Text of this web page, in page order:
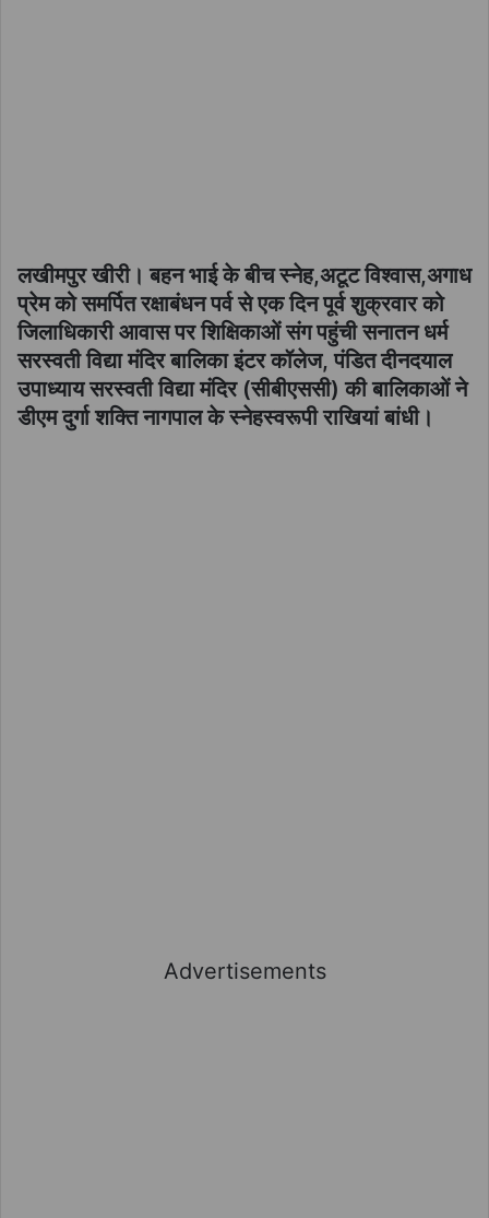
लखीमपुर खीरी। बहन भाई के बीच स्नेह,अटूट विश्वास,अगाध
प्रेम को समर्पित रक्षाबंधन पर्व से एक दिन पूर्व शुक्रवार को
जिलाधिकारी आवास पर शिक्षिकाओं संग पहुंची सनातन धर्म
सरस्वती विद्या मंदिर बालिका इंटर कॉलेज, पंडित दीनदयाल
उपाध्याय सरस्वती विद्या मंदिर (सीबीएससी) की बालिकाओं ने
डीएम दुर्गा शक्ति नागपाल के स्नेहस्वरूपी राखियां बांधी।
Advertisements